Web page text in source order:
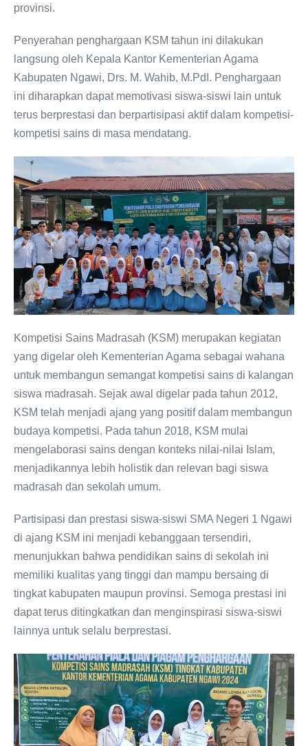
provinsi.
Penyerahan penghargaan KSM tahun ini dilakukan
langsung oleh Kepala Kantor Kementerian Agama
Kabupaten Ngawi, Drs. M. Wahib, M.PdI. Penghargaan
ini diharapkan dapat memotivasi siswa-siswi lain untuk
terus berprestasi dan berpartisipasi aktif dalam kompetisi-
kompetisi sains di masa mendatang.
Kompetisi Sains Madrasah (KSM) merupakan kegiatan
yang digelar oleh Kementerian Agama sebagai wahana
untuk membangun semangat kompetisi sains di kalangan
siswa madrasah. Sejak awal digelar pada tahun 2012,
KSM telah menjadi ajang yang positif dalam membangun
budaya kompetisi. Pada tahun 2018, KSM mulai
mengelaborasi sains dengan konteks nilai-nilai Islam,
menjadikannya lebih holistik dan relevan bagi siswa
madrasah dan sekolah umum.
Partisipasi dan prestasi siswa-siswi SMA Negeri 1 Ngawi
di ajang KSM ini menjadi kebanggaan tersendiri,
menunjukkan bahwa pendidikan sains di sekolah ini
memiliki kualitas yang tinggi dan mampu bersaing di
tingkat kabupaten maupun provinsi. Semoga prestasi ini
dapat terus ditingkatkan dan menginspirasi siswa-siswi
lainnya untuk selalu berprestasi.